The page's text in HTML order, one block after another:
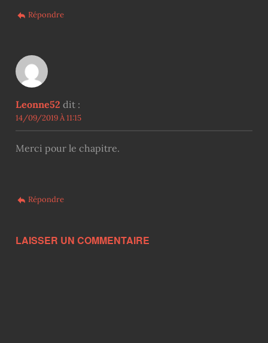
Répondre
Leonne52 dit :
14/09/2019 À 11:15
Merci pour le chapitre.
Répondre
LAISSER UN COMMENTAIRE